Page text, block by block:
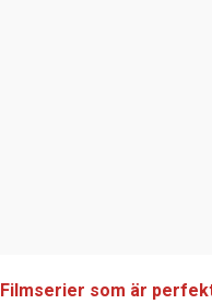
Filmserier som är